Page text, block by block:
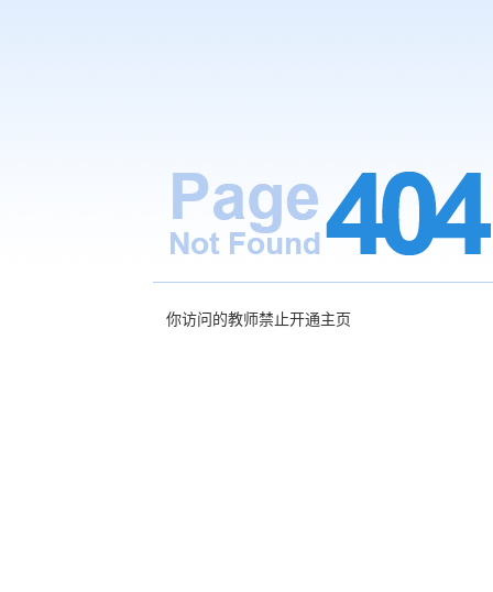
你访问的教师禁止开通主页